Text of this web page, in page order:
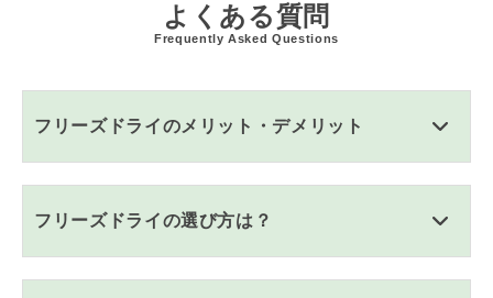
よくある質問
Frequently Asked Questions
フリーズドライのメリット・デメリット
フリーズドライの選び方は？